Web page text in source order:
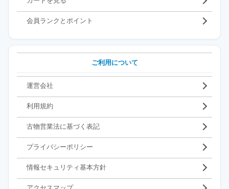
会員ランクとポイント
ご利用について
運営会社
利用規約
古物営業法に基づく表記
プライバシーポリシー
情報セキュリティ基本方針